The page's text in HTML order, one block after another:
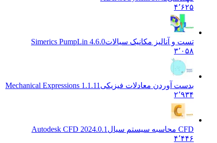
۴٬۶۲۵
تست و آنالیز مکانیک سیالاتSimerics PumpLin 4.6.0
۳٬۰۵۸
بدست آوردن معادلات فیزیکی Mechanical Expressions 1.1.11
۲٬۹۳۴
CFD محاسبه سیستم سیال
Autodesk CFD 2024.0.1
۴٬۴۴۶